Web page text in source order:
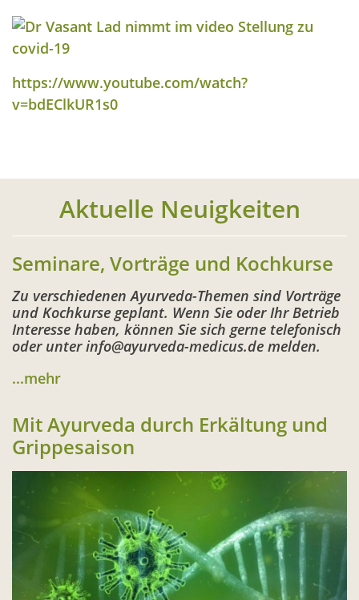
https://www.youtube.com/watch?
v=bdEClkUR1s0
Aktuelle Neuigkeiten
Seminare, Vorträge und Kochkurse
Zu verschiedenen Ayurveda-Themen sind Vorträge
und Kochkurse geplant. Wenn Sie oder Ihr Betrieb
Interesse haben, können Sie sich gerne telefonisch
oder unter info@ayurveda-medicus.de melden.
...mehr
Mit Ayurveda durch Erkältung und
Grippesaison